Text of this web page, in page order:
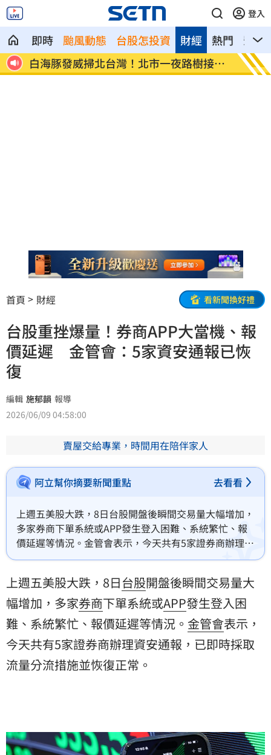
登入
即時 颱風動態 台股怎投資 熱門 影音
財經
壓
白海豚發威掃北台灣！北市一夜路樹接連
倒
綠擋
隊
首頁 財經 看新聞換好禮
台股重挫爆量！券商APP大當機、報
價延遲 金管會：5家資安通報已恢
復
編輯 施郁韻 報導
2026/06/09 04:58:00
賣屋交給專業，時間用在陪伴家人
阿立幫你摘要新聞重點 去看看
上週五美股大跌，8日台股開盤後瞬間交易量大幅增加，
多家券商下單系統或APP發生登入困難、系統繁忙、報
價延遲等情況。金管會表示，今天共有5家證券商辦理資
安通報，已即時採取流量分流措施並恢復正常。
上週五美股大跌，8日台股開盤後瞬間交易量大
幅增加，多家券商下單系統或APP發生登入困
難、系統繁忙、報價延遲等情況。 金管會表示，
今天共有5家證券商辦理資安通報，已即時採取
流量分流措施並恢復正常。